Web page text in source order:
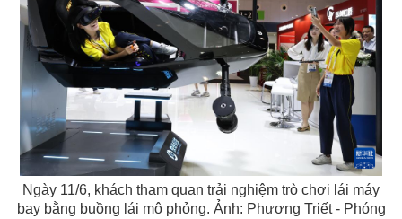
Ngày 11/6, khách tham quan trải nghiệm trò chơi lái máy
bay bằng buồng lái mô phỏng. Ảnh: Phương Triết - Phóng